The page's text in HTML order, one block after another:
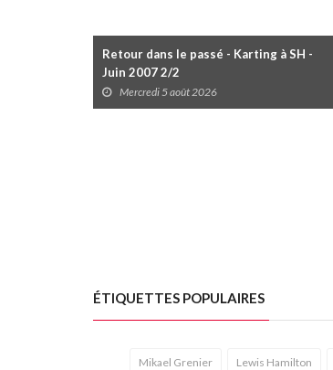
Retour dans le passé - Karting à SH -
Juin 2007 2/2
Mercredi 5 août 2026
ÉTIQUETTES POPULAIRES
Mikael Grenier Lewis Hamilton